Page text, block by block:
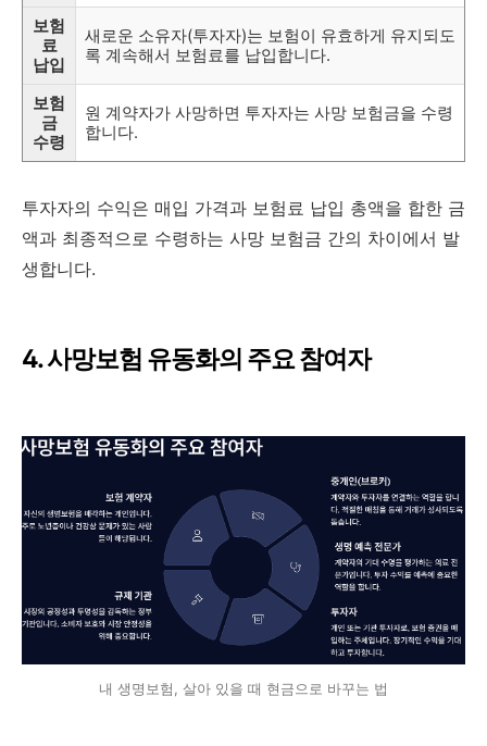
보험
료
납입
새로운 소유자(투자자)는 보험이 유효하게 유지되도
록 계속해서 보험료를 납입합니다.
보험
금
수령
원 계약자가 사망하면 투자자는 사망 보험금을 수령
합니다.
투자자의 수익은 매입 가격과 보험료 납입 총액을 합한 금
액과 최종적으로 수령하는 사망 보험금 간의 차이에서 발
생합니다.
4. 사망보험 유동화의 주요 참여자
내 생명보험, 살아 있을 때 현금으로 바꾸는 법